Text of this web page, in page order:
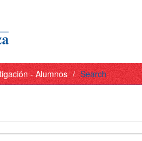
- Alumnos Search